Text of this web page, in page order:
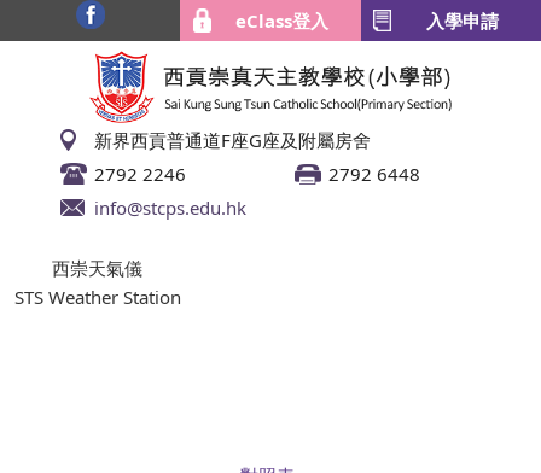
eClass登入 入學申請
新界西貢普通道F座G座及附屬房舍
2792 2246
2792 6448
info@stcps.edu.hk
西崇天氣儀
STS Weather Station